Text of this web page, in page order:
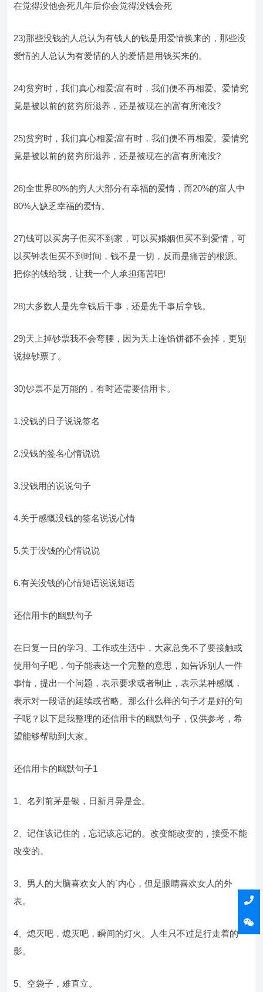
在觉得没他会死几年后你会觉得没钱会死
23)那些没钱的人总认为有钱人的钱是用爱情换来的，那些没
爱情的人总认为有爱情的人的爱情是用钱买来的。
24)贫穷时，我们真心相爱;富有时，我们便不再相爱。爱情究
竟是被以前的贫穷所滋养，还是被现在的富有所淹没?
25)贫穷时，我们真心相爱;富有时，我们便不再相爱。爱情究
竟是被以前的贫穷所滋养，还是被现在的富有所淹没?
26)全世界80%的穷人大部分有幸福的爱情，而20%的富人中
80%人缺乏幸福的爱情。
27)钱可以买房子但买不到家，可以买婚姻但买不到爱情，可
以买钟表但买不到时间，钱不是一切，反而是痛苦的根源。
把你的钱给我，让我一个人承担痛苦吧!
28)大多数人是先拿钱后干事，还是先干事后拿钱。
29)天上掉钞票我不会弯腰，因为天上连馅饼都不会掉，更别
说掉钞票了。
30)钞票不是万能的，有时还需要信用卡。
1.没钱的日子说说签名
2.没钱的签名心情说说
3.没钱用的说说句子
4.关于感慨没钱的签名说说心情
5.关于没钱的心情说说
6.有关没钱的心情短语说说短语
还信用卡的幽默句子
在日复一日的学习、工作或生活中，大家总免不了要接触或
使用句子吧，句子能表达一个完整的意思，如告诉别人一件
事情，提出一个问题，表示要求或者制止，表示某种感慨，
表示对一段话的延续或省略。那么什么样的句子才是好的句
子呢？以下是我整理的还信用卡的幽默句子，仅供参考，希
望能够帮助到大家。
还信用卡的幽默句子1
1、名列前茅是银，日新月异是金。
2、记住该记住的，忘记该忘记的。改变能改变的，接受不能
改变的。
3、男人的大脑喜欢女人的`内心，但是眼睛喜欢女人的外
表。
4、熄灭吧，熄灭吧，瞬间的灯火。人生只不过是行走着的
影。
5、空袋子，难直立。